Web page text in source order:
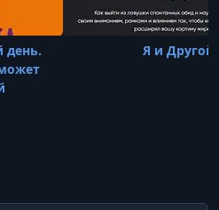
день.
Я и Другой